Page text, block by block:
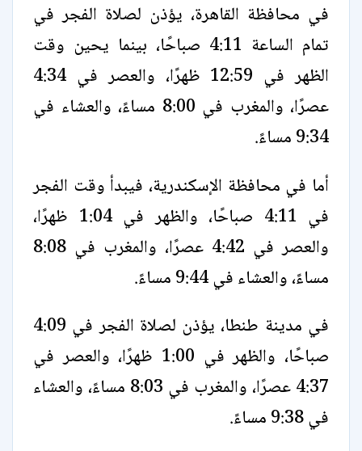
في محافظة القاهرة، يؤذن لصلاة الفجر في
تمام الساعة 4:11 صباحًا، بينما يحين وقت
الظهر في 12:59 ظهرًا، والعصر في 4:34
عصرًا، والمغرب في 8:00 مساءً، والعشاء في
9:34 مساءً.
أما في محافظة الإسكندرية، فيبدأ وقت الفجر
في 4:11 صباحًا، والظهر في 1:04 ظهرًا،
والعصر في 4:42 عصرًا، والمغرب في 8:08
مساءً، والعشاء في 9:44 مساءً.
في مدينة طنطا، يؤذن لصلاة الفجر في 4:09
صباحًا، والظهر في 1:00 ظهرًا، والعصر في
4:37 عصرًا، والمغرب في 8:03 مساءً، والعشاء
في 9:38 مساءً.